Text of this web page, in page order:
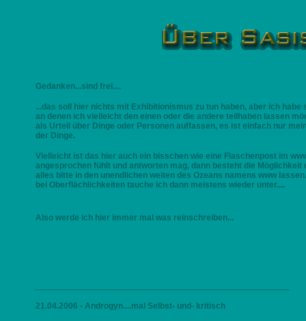
Gedanken...sind frei....
...das soll hier nichts mit Exhibitionismus zu tun haben, aber ich habe
an denen ich vielleicht den einen oder die andere teilhaben lassen
als Urteil über Dinge oder Personen auffassen, es ist einfach nur
der Dinge.
Vielleicht ist das hier auch ein bisschen wie eine Flaschenpost im
angesprochen fühlt und antworten mag, dann besteht die Möglichkeit
alles bitte in den unendlichen weiten des Ozeans namens www
bei Oberflächlichkeiten tauche ich dann meistens wieder unter....
Also werde ich hier immer mal was reinschreiben...
21.04.2006 - Androgyn....mal Selbst- und- kritisch